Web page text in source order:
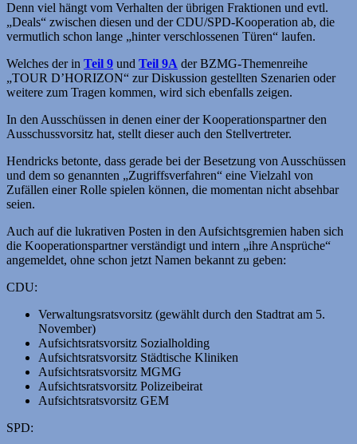
Denn viel hängt vom Verhalten der übrigen Fraktionen und evtl.
„Deals“ zwischen diesen und der CDU/SPD-Kooperation ab, die
vermutlich schon lange „hinter verschlossenen Türen“ laufen.
Welches der in Teil 9 und Teil 9A der BZMG-Themenreihe
„TOUR D’HORIZON“ zur Diskussion gestellten Szenarien oder
weitere zum Tragen kommen, wird sich ebenfalls zeigen.
In den Ausschüssen in denen einer der Kooperationspartner den
Ausschussvorsitz hat, stellt dieser auch den Stellvertreter.
Hendricks betonte, dass gerade bei der Besetzung von Ausschüssen
und dem so genannten „Zugriffsverfahren“ eine Vielzahl von
Zufällen einer Rolle spielen können, die momentan nicht absehbar
seien.
Auch auf die lukrativen Posten in den Aufsichtsgremien haben sich
die Kooperationspartner verständigt und intern „ihre Ansprüche“
angemeldet, ohne schon jetzt Namen bekannt zu geben:
CDU:
Verwaltungsratsvorsitz (gewählt durch den Stadtrat am 5.
November)
Aufsichtsratsvorsitz Sozialholding
Aufsichtsratsvorsitz Städtische Kliniken
Aufsichtsratsvorsitz MGMG
Aufsichtsratsvorsitz Polizeibeirat
Aufsichtsratsvorsitz GEM
SPD: